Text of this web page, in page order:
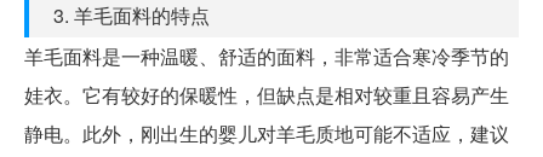
3. 羊毛面料的特点
羊毛面料是一种温暖、舒适的面料，非常适合寒冷季节的
娃衣。它有较好的保暖性，但缺点是相对较重且容易产生
静电。此外，刚出生的婴儿对羊毛质地可能不适应，建议